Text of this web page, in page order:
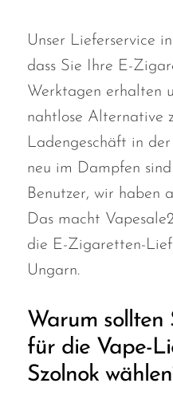
Memers
Milli Bar
Monster Bar
Monster Vape Labs
MTRX
Naked
Nexa
Off-Stamp
Olit Hookah
Orion
Unser Lieferservice
dass Sie Ihre E-
Werktagen erhalten
nahtlose Alternative
Ladengeschäft in
neu im Dampfen
Benutzer, wir haben
Das macht
die E-Zigaretten-
Ungarn.
Warum sollten
für die Vape-
Szolnok